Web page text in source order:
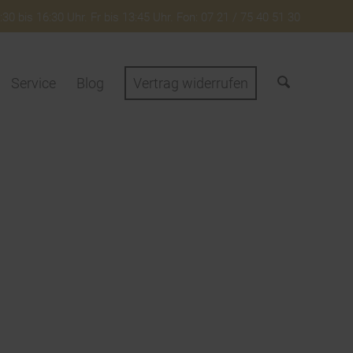
bis 16:30 Uhr. Fr bis 13:45 Uhr. Fon: 07 21 / 75 40 51 30
Service Blog Vertrag widerrufen